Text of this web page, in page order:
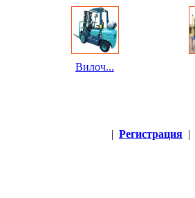
Вилоч...
| Регистрация |